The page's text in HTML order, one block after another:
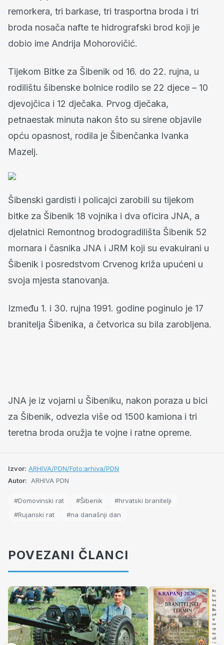
remorkera, tri barkase, tri trasportna broda i tri
broda nosača nafte te hidrografski brod koji je
dobio ime Andrija Mohorovičić.
Tijekom Bitke za Šibenik od 16. do 22. rujna, u
rodilištu šibenske bolnice rodilo se 22 djece – 10
djevojčica i 12 dječaka. Prvog dječaka,
petnaestak minuta nakon što su sirene objavile
opću opasnost, rodila je Šibenčanka Ivanka
Mazelj.
Šibenski gardisti i policajci zarobili su tijekom
bitke za Šibenik 18 vojnika i dva oficira JNA, a
djelatnici Remontnog brodogradilišta Šibenik 52
mornara i časnika JNA i JRM koji su evakuirani u
Šibenik i posredstvom Crvenog križa upućeni u
svoja mjesta stanovanja.
Između 1. i 30. rujna 1991. godine poginulo je 17
branitelja Šibenika, a četvorica su bila zarobljena.
JNA je iz vojarni u Šibeniku, nakon poraza u bici
za Šibenik, odvezla više od 1500 kamiona i tri
teretna broda oružja te vojne i ratne opreme.
Izvor: ARHIVA/PDN/Foto:arhiva/PDN
Autor: ARHIVA PDN
#Domovinski rat #Šibenik
#hrvatski branitelji
#Rujanski rat
#na današnji dan
POVEZANI ČLANCI